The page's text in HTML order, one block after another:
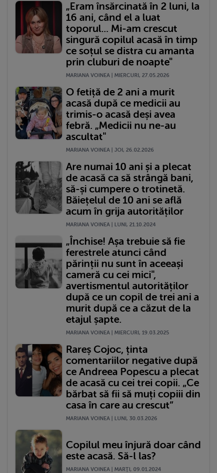
„Eram însărcinată în 2 luni, la
16 ani, când el a luat
toporul... Mi-am crescut
singură copilul acasă în timp
ce soțul se distra cu amanta
prin cluburi de noapte"
MARIANA VOINEA | MIERCURI, 27.05.2026
O fetiță de 2 ani a murit
acasă după ce medicii au
trimis-o acasă deși avea
febră. „Medicii nu ne-au
ascultat"
MARIANA VOINEA | JOI, 26.02.2026
Are numai 10 ani și a plecat
de acasă ca să strângă bani,
să-și cumpere o trotinetă.
Băiețelul de 10 ani se află
acum în grija autorităților
MARIANA VOINEA | LUNI, 21.10.2024
„Închise! Așa trebuie să fie
ferestrele atunci când
părinții nu sunt în aceeași
cameră cu cei mici",
avertismentul autorităților
după ce un copil de trei ani a
murit după ce a căzut de la
etajul șapte.
MARIANA VOINEA | MIERCURI, 19.03.2025
Rareș Cojoc, ținta
comentariilor negative după
ce Andreea Popescu a plecat
de acasă cu cei trei copii. „Ce
bărbat să fii să muți copiii din
casa în care au crescut”
MARIANA VOINEA | LUNI, 30.03.2026
Copilul meu înjură doar când
este acasă. Să-l las?
MARIANA VOINEA | MARŢI, 09.01.2024